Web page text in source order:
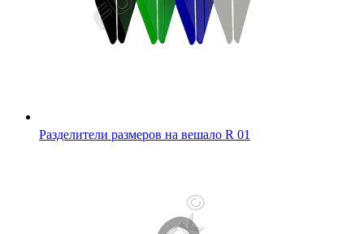
Разделители размеров на вешало R 01